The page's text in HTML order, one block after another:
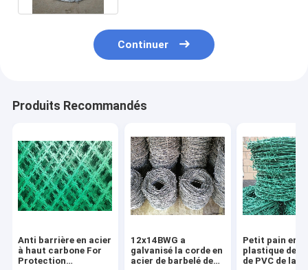
Continuer
Produits Recommandés
Anti barrière en acier
à haut carbone For
Protection
12x14BWG a
galvanisé la corde en
acier de barbelé de
Petit pain
plastique de
de PVC de la